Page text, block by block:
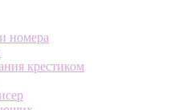
номера
крестиком